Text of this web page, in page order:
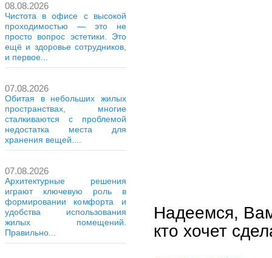
08.08.2026
Чистота в офисе с высокой
проходимостью — это не
просто вопрос эстетики. Это
ещё и здоровье сотрудников,
и первое...
07.08.2026
Обитая в небольших жилых
пространствах, многие
сталкиваются с проблемой
недостатка места для
хранения вещей....
07.08.2026
Архитектурные решения
играют ключевую роль в
формировании комфорта и
удобства использования
жилых помещений.
Правильно...
Надеемся,
кто хочет